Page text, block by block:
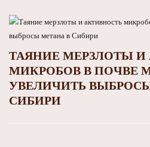
ТАЯНИЕ МЕРЗЛОТЫ И
МИКРОБОВ В ПОЧВЕ
УВЕЛИЧИТЬ
СИБИРИ